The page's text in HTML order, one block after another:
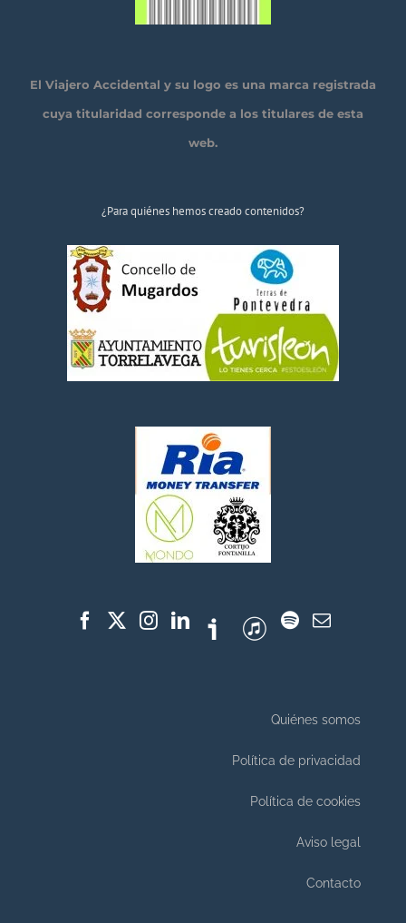
El Viajero Accidental y su logo es una marca registrada
cuya titularidad corresponde a los titulares de esta
web.
¿Para quiénes hemos creado contenidos?
Quiénes somos
Política de privacidad
Política de cookies
Aviso legal
Contacto